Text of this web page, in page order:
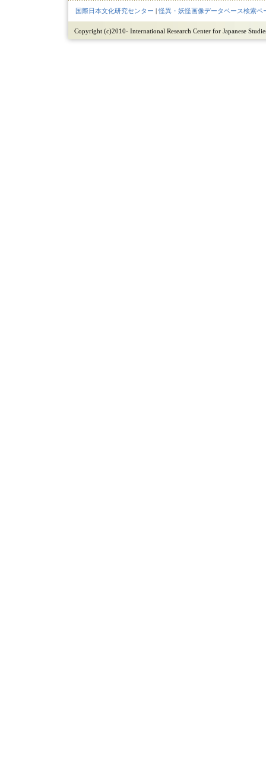
国際日本文化研究センター |怪異・妖怪画像データベース検索ペ
Copyright (c)2010- International Research Center for Japanese